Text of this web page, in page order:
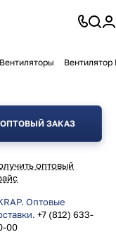
Вентиляторы
ОПТОВЫЙ ЗАКАЗ
оптовый
Оптовые
+7 (812) 633-
00